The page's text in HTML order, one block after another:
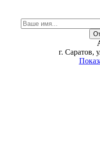
г. Саратов,